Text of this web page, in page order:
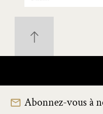
Abonnez-vous à